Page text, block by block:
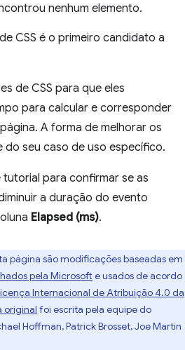
nenhum elemento.
CSS é o primeiro candidato a
de CSS para que eles
para calcular e corresponder
A forma de melhorar os
do seu caso de uso específico.
para confirmar se as
a duração do evento
Elapsed (ms).
página são modificações baseadas em
pela Microsoft e usados de acordo
Internacional de Atribuição 4.0 da
original foi escrita pela equipe do
Hoffman, Patrick Brosset, Joe Martin